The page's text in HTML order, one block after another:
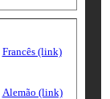
Francês (link)
Alemão (link)